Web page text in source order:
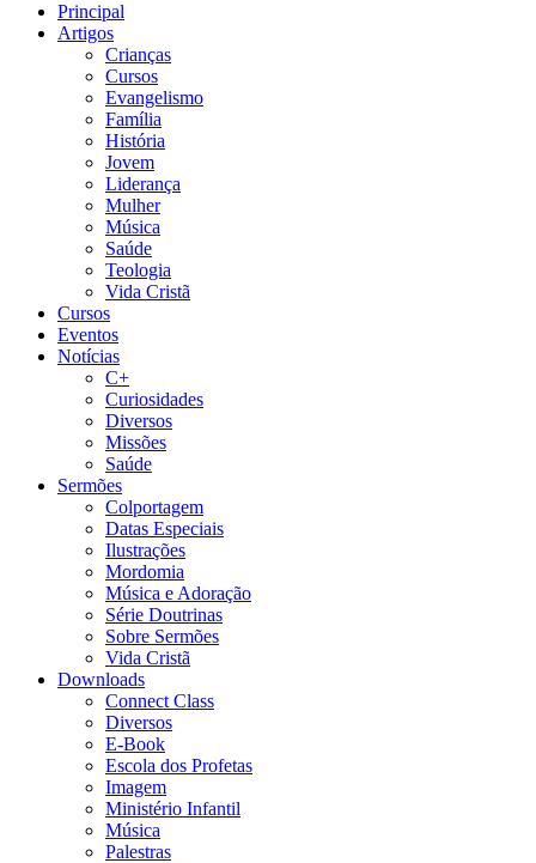
Principal
Artigos
Crianças
Cursos
Evangelismo
Família
História
Jovem
Liderança
Mulher
Música
Saúde
Teologia
Vida Cristã
Cursos
Eventos
Notícias
C+
Curiosidades
Diversos
Missões
Saúde
Sermões
Colportagem
Datas Especiais
Ilustrações
Mordomia
Música e Adoração
Série Doutrinas
Sobre Sermões
Vida Cristã
Downloads
Connect Class
Diversos
E-Book
Escola dos Profetas
Imagem
Ministério Infantil
Música
Palestras